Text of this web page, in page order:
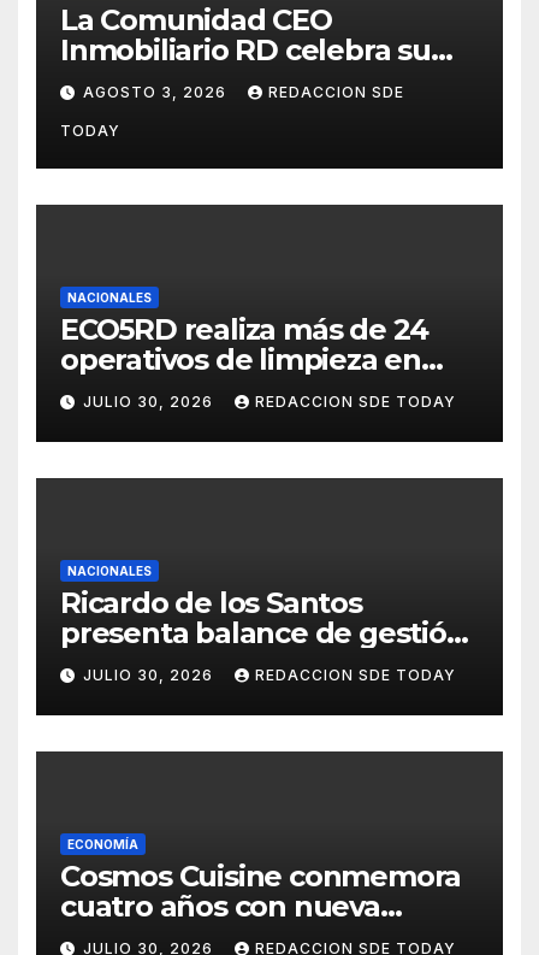
La Comunidad CEO
Inmobiliario RD celebra su
segundo aniversario
consolidando una cultura de
alianza y colaboración
AGOSTO 3, 2026 REDACCION SDE
TODAY
NACIONALES
ECO5RD realiza más de 24
operativos de limpieza en
diferentes provincias y
municipios del país
JULIO 30, 2026 REDACCION SDE TODAY
NACIONALES
Ricardo de los Santos
presenta balance de gestión
con 416 iniciativas aprobadas
y avances históricos en el
Senado
JULIO 30, 2026 REDACCION SDE TODAY
ECONOMÍA
Cosmos Cuisine conmemora
cuatro años con nueva
administración y nuevos
JULIO 30, 2026 REDACCION SDE TODAY